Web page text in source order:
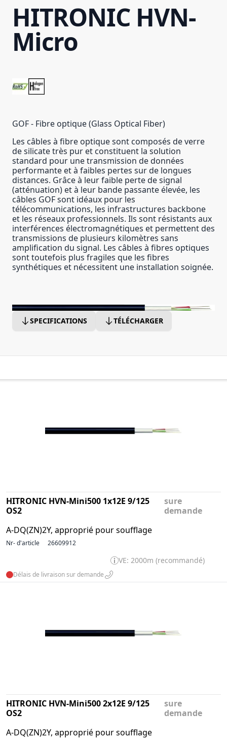
HITRONIC HVN-
Micro
GOF - Fibre optique (Glass Optical Fiber)
Les câbles à fibre optique sont composés de verre
de silicate très pur et constituent la solution
standard pour une transmission de données
performante et à faibles pertes sur de longues
distances. Grâce à leur faible perte de signal
(atténuation) et à leur bande passante élevée, les
câbles GOF sont idéaux pour les
télécommunications, les infrastructures backbone
et les réseaux professionnels. Ils sont résistants aux
interférences électromagnétiques et permettent des
transmissions de plusieurs kilomètres sans
amplification du signal. Les câbles à fibres optiques
sont toutefois plus fragiles que les fibres
synthétiques et nécessitent une installation soignée.
SPECIFICATIONS TÉLÉCHARGER
HITRONIC HVN-Mini500 1x12E 9/125
OS2
A-DQ(ZN)2Y, approprié pour soufflage
sure
demande
Nr- d'article 26609912
VE: 2000m (recommandé)
Délais de livraison sur demande
HITRONIC HVN-Mini500 2x12E 9/125
OS2
A-DQ(ZN)2Y, approprié pour soufflage
sure
demande